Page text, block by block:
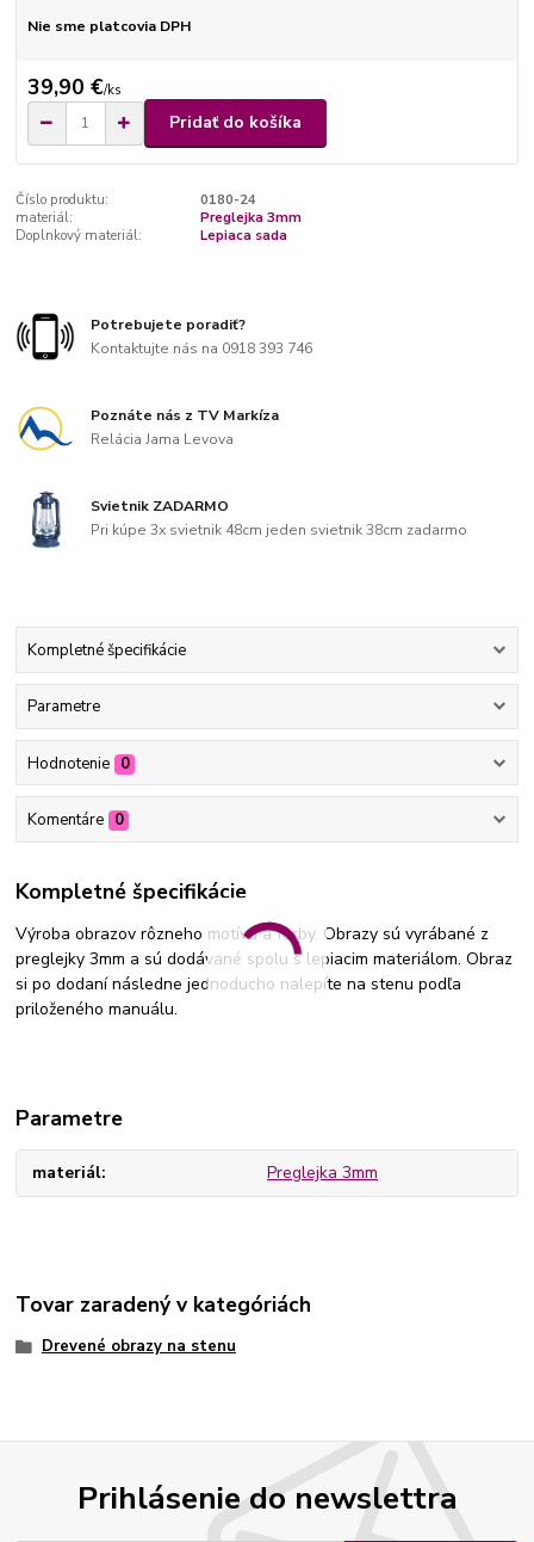
Nie sme platcovia DPH
39,90 €/ks
Pridať do košíka
Číslo produktu:
0180-24
materiál:
Preglejka 3mm
Doplnkový materiál:
Lepiaca sada
Potrebujete poradiť?
Kontaktujte nás na 0918 393 746
Poznáte nás z TV Markíza
Relácia Jama Levova
Svietnik ZADARMO
Pri kúpe 3x svietnik 48cm jeden svietnik 38cm zadarmo
Kompletné špecifikácie
Parametre
Hodnotenie 0
Komentáre 0
Kompletné špecifikácie
Výroba obrazov rôzneho motívu a farby. Obrazy sú vyrábané z
preglejky 3mm a sú dodávané spolu s lepiacim materiálom. Obraz
si po dodaní následne jednoducho nalepíte na stenu podľa
priloženého manuálu.
Parametre
materiál Preglejka 3mm
Tovar zaradený v kategóriách
Drevené obrazy na stenu
Prihlásenie do newslettra